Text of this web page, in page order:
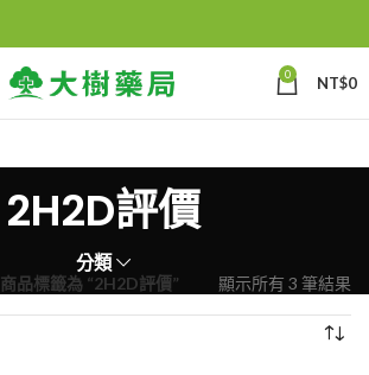
0 NT$0
2H2D評價
分類
商品標籤為 “2H2D評價” 顯示所有 3 筆結果